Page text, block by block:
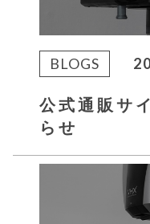
BLOGS
公式通販サ
らせ